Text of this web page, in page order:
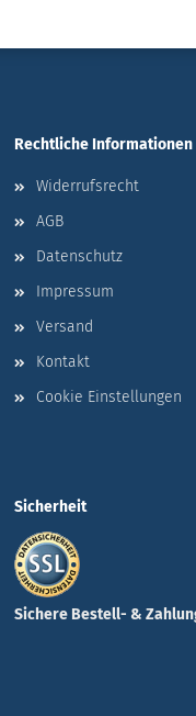
Rechtliche Informationen
Widerrufsrecht
AGB
Datenschutz
Impressum
Versand
Kontakt
Cookie Einstellungen
Sicherheit
Sichere Bestell- &